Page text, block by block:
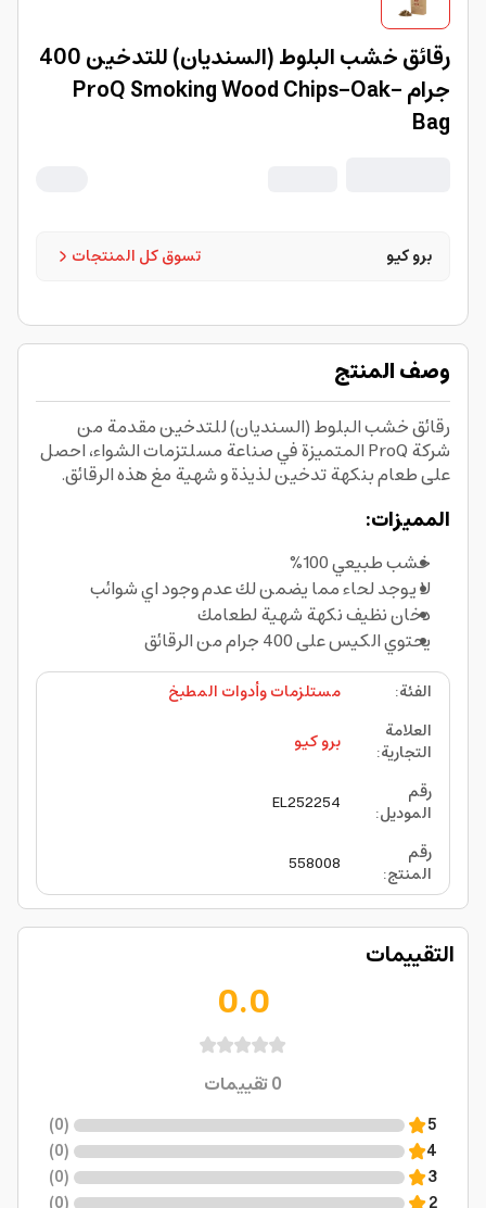
رقائق خشب البلوط (السنديان) للتدخين 400
جرام ProQ Smoking Wood Chips-Oak-
Bag
تسوق كل المنتجات برو كيو
وصف المنتج
رقائق خشب البلوط (السنديان) للتدخين مقدمة من
شركة ProQ المتميزة في صناعة مسلتزمات الشواء، احصل
على طعام بنكهة تدخين لذيذة و شهية مغ هذه الرقائق.
المميزات:
خشب طبيعي 100%
لا يوجد لحاء مما يضمن لك عدم وجود اي شوائب
دخان نظيف نكهة شهية لطعامك
يحتوي الكيس على 400 جرام من الرقائق
الفئة:
مستلزمات وأدوات المطبخ
العلامة
التجارية:
برو كيو
رقم
الموديل:
EL252254
رقم
المنتج:
558008
التقييمات
0.0
0تقييمات
5
(
0
)
4
(
0
)
3
(
0
)